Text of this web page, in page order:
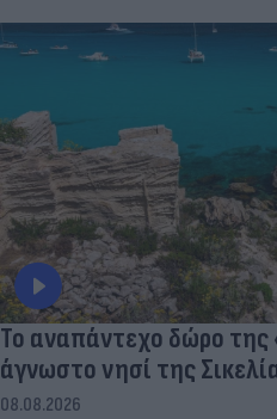
To αναπάντεχο δώρο της
άγνωστο νησί της
08.08.2026